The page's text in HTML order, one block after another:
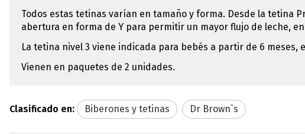
Todos estas tetinas varían en tamaño y forma. Desde la tetina
abertura en forma de Y para permitir un mayor flujo de leche,
La tetina nivel 3 viene indicada para bebés a partir de 6
Vienen en paquetes de 2 unidades.
Clasificado en: Biberones y tetinas Dr Brown`s